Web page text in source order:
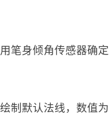
笔身倾角传感器确
制默认法线，数值